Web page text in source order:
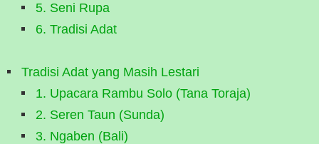
5. Seni Rupa
6. Tradisi Adat
Tradisi Adat yang Masih Lestari
1. Upacara Rambu Solo (Tana Toraja)
2. Seren Taun (Sunda)
3. Ngaben (Bali)